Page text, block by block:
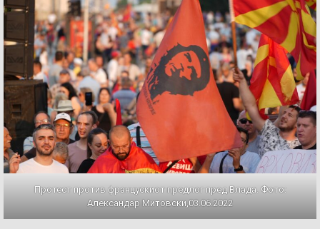
Протест против францускиот предлог пред Влада. Фото:
Александар Митовски,03.06.2022